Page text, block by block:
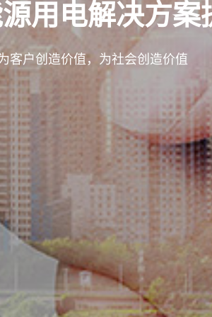
用电解决方案
客户创造价值，为社会创造价值